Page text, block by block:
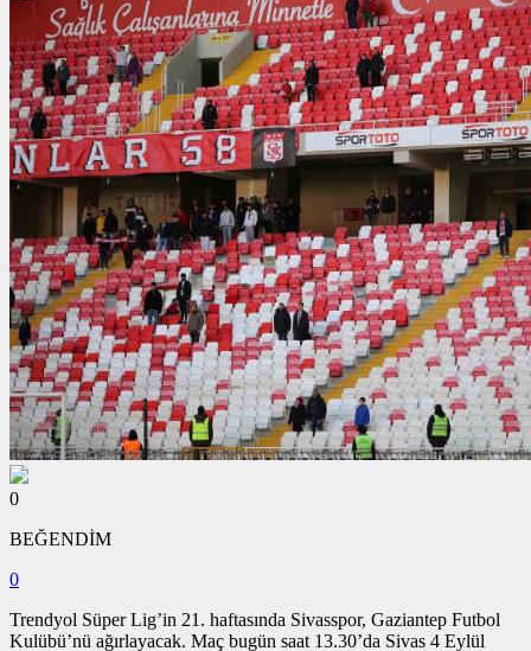
0
BEĞENDİM
0
Trendyol Süper Lig’in 21. haftasında Sivasspor, Gaziantep Futbol
Kulübü’nü ağırlayacak. Maç bugün saat 13.30’da Sivas 4 Eylül